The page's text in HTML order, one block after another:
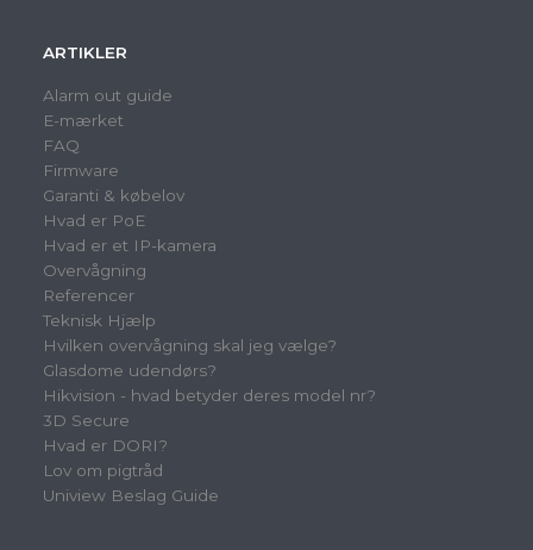
ARTIKLER
Alarm out guide
E-mærket
FAQ
Firmware
Garanti & købelov
Hvad er PoE
Hvad er et IP-kamera
Overvågning
Referencer
Teknisk Hjælp
Hvilken overvågning skal jeg vælge?
Glasdome udendørs?
Hikvision - hvad betyder deres model nr?
3D Secure
Hvad er DORI?
Lov om pigtråd
Uniview Beslag Guide